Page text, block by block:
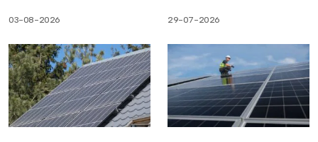
03-08-2026 29-07-2026